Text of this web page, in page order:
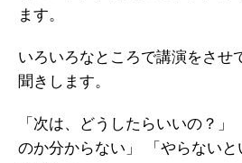
ます。
いろいろなところで講演をさせ
聞きします。
「次は、どうしたらいいの？」
のか分からない」
「やらない